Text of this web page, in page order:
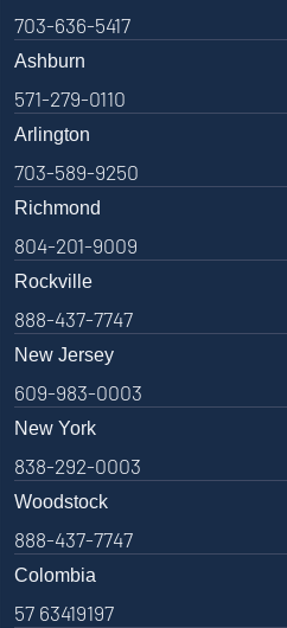
703-636-5417
Ashburn
571-279-0110
Arlington
703-589-9250
Richmond
804-201-9009
Rockville
888-437-7747
New Jersey
609-983-0003
New York
838-292-0003
Woodstock
888-437-7747
Colombia
57 63419197